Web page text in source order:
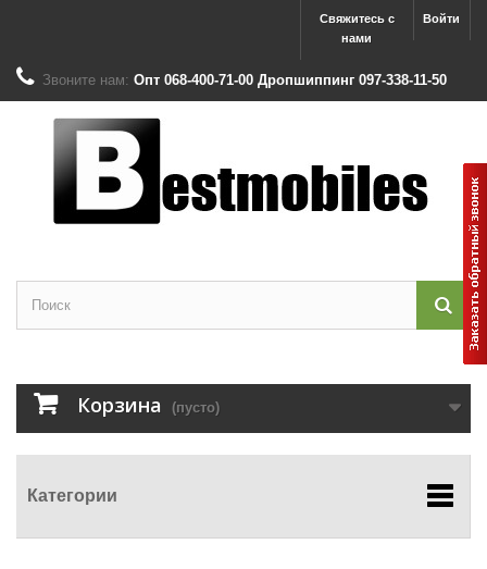
Войти
Свяжитесь с
нами
Звоните нам: Опт 068-400-71-00 Дропшиппинг 097-338-11-50
Корзина (пусто)
Категории